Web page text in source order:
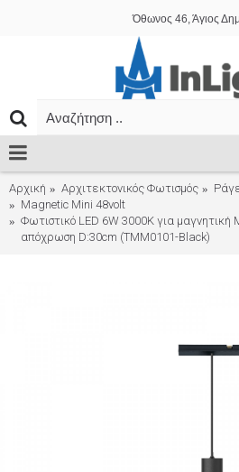
Όθωνος 46, Άγιος
Αρχική Αρχιτεκτονικός Φωτισμός
Magnetic Mini 48volt
Φωτιστικό LED 6W 3000K για
απόχρωση D:30cm (TMM0101-Black)